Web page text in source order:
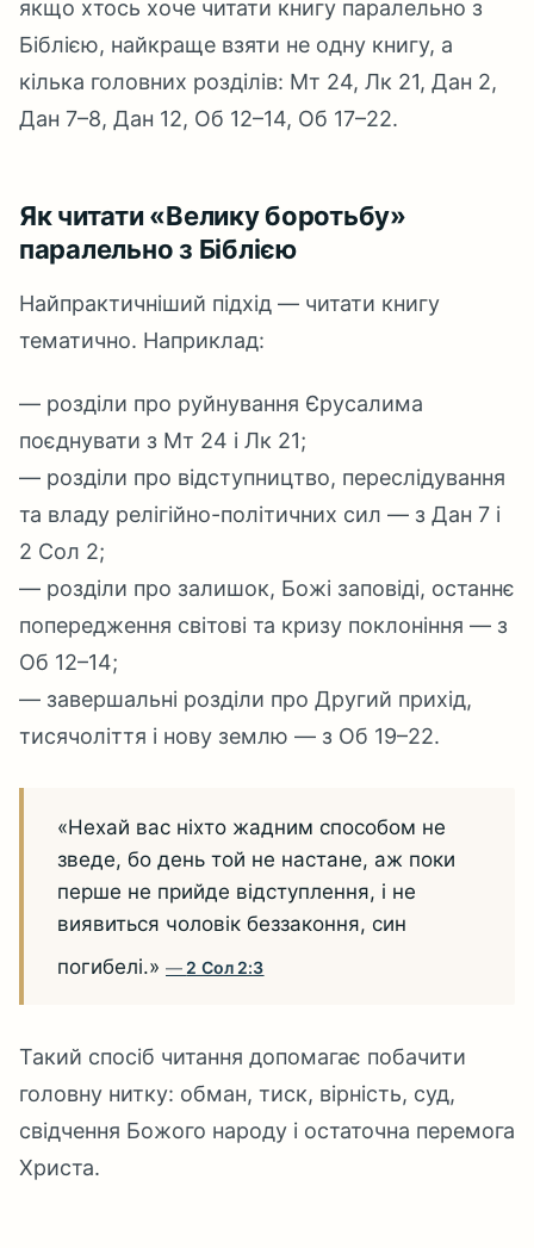
якщо хтось хоче читати книгу паралельно з
Біблією, найкраще взяти не одну книгу, а
кілька головних розділів: Мт 24, Лк 21, Дан 2,
Дан 7–8, Дан 12, Об 12–14, Об 17–22.
Як читати «Велику боротьбу»
паралельно з Біблією
Найпрактичніший підхід — читати книгу
тематично. Наприклад:
— розділи про руйнування Єрусалима
поєднувати з Мт 24 і Лк 21;
— розділи про відступництво, переслідування
та владу релігійно-політичних сил — з Дан 7 і
2 Сол 2;
— розділи про залишок, Божі заповіді, останнє
попередження світові та кризу поклоніння — з
Об 12–14;
— завершальні розділи про Другий прихід,
тисячоліття і нову землю — з Об 19–22.
«Нехай вас ніхто жадним способом не
зведе, бо день той не настане, аж поки
перше не прийде відступлення, і не
виявиться чоловік беззаконня, син
погибелі.»
2 Сол 2:3
Такий спосіб читання допомагає побачити
головну нитку: обман, тиск, вірність, суд,
свідчення Божого народу і остаточна перемога
Христа.